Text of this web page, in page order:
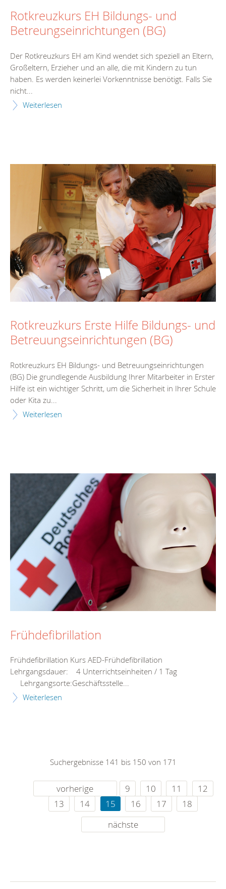
Rotkreuzkurs EH Bildungs- und
Betreungseinrichtungen (BG)
Der Rotkreuzkurs EH am Kind wendet sich speziell an Eltern,
Großeltern, Erzieher und an alle, die mit Kindern zu tun
haben. Es werden keinerlei Vorkenntnisse benötigt. Falls Sie
nicht...
Weiterlesen
Rotkreuzkurs Erste Hilfe Bildungs- und
Betreuungseinrichtungen (BG)
Rotkreuzkurs EH Bildungs- und Betreuungseinrichtungen
(BG) Die grundlegende Ausbildung Ihrer Mitarbeiter in Erster
Hilfe ist ein wichtiger Schritt, um die Sicherheit in Ihrer Schule
oder Kita zu...
Weiterlesen
Frühdefibrillation
Frühdefibrillation Kurs AED-Frühdefibrillation
Lehrgangsdauer: 4 Unterrichtseinheiten / 1 Tag
Lehrgangsorte:Geschäftsstelle...
Weiterlesen
Suchergebnisse 141 bis 150 von 171
vorherige 9 10 11
12
13
14 15 16 17
18
nächste